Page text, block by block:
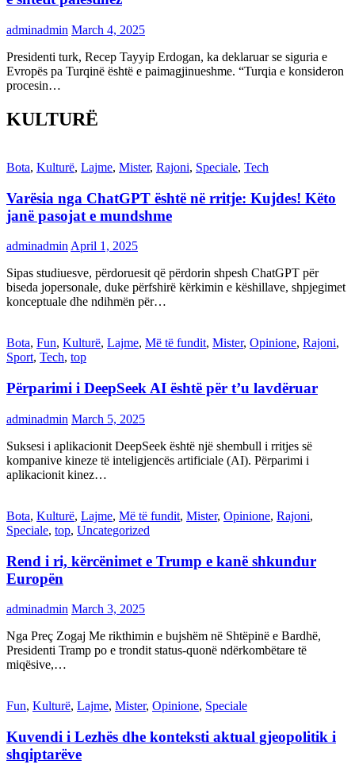
adminadmin March 4, 2025
Presidenti turk, Recep Tayyip Erdogan, ka deklaruar se siguria e
Evropës pa Turqinë është e paimagjinueshme. “Turqia e konsideron
procesin…
KULTURË
Bota, Kulturë, Lajme, Mister, Rajoni, Speciale, Tech
Varësia nga ChatGPT është në rritje: Kujdes! Këto
janë pasojat e mundshme
adminadmin April 1, 2025
Sipas studiuesve, përdoruesit që përdorin shpesh ChatGPT për
biseda jopersonale, duke përfshirë kërkimin e këshillave, shpjegimet
konceptuale dhe ndihmën për…
Bota, Fun, Kulturë, Lajme, Më të fundit, Mister, Opinione, Rajoni,
Sport, Tech, top
Përparimi i DeepSeek AI është për t’u lavdëruar
adminadmin March 5, 2025
Suksesi i aplikacionit DeepSeek është një shembull i rritjes së
kompanive kineze të inteligjencës artificiale (AI). Përparimi i
aplikacionit kinez…
Bota, Kulturë, Lajme, Më të fundit, Mister, Opinione, Rajoni,
Speciale, top, Uncategorized
Rend i ri, kërcënimet e Trump e kanë shkundur
Europën
adminadmin March 3, 2025
Nga Preç Zogaj Me rikthimin e bujshëm në Shtëpinë e Bardhë,
Presidenti Tramp po e trondit status-quonë ndërkombëtare të
miqësive,…
Fun, Kulturë, Lajme, Mister, Opinione, Speciale
Kuvendi i Lezhës dhe konteksti aktual gjeopolitik i
shqiptarëve